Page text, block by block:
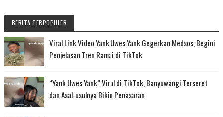
BERITA TERPOPULER
Viral Link Video Yank Uwes Yank Gegerkan Medsos, Begini
Penjelasan Tren Ramai di TikTok
“Yank Uwes Yank” Viral di TikTok, Banyuwangi Terseret
dan Asal-usulnya Bikin Penasaran